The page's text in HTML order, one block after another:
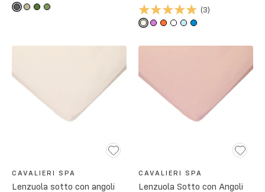
(3)
CAVALIERI SPA
Lenzuola sotto con angoli
CAVALIERI SPA
Lenzuola Sotto con Angoli